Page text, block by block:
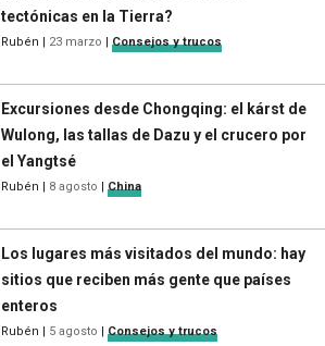
tectónicas en la Tierra?
Rubén | 23 marzo | Consejos y trucos
Excursiones desde Chongqing: el kárst de
Wulong, las tallas de Dazu y el crucero por
el Yangtsé
Rubén | 8 agosto | China
Los lugares más visitados del mundo: hay
sitios que reciben más gente que países
enteros
Rubén | 5 agosto | Consejos y trucos